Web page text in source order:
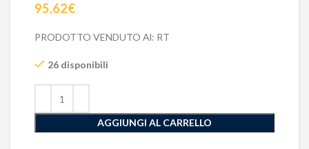
95,62€
PRODOTTO VENDUTO Al: RT
26 disponibili
AGGIUNGI AL CARRELLO